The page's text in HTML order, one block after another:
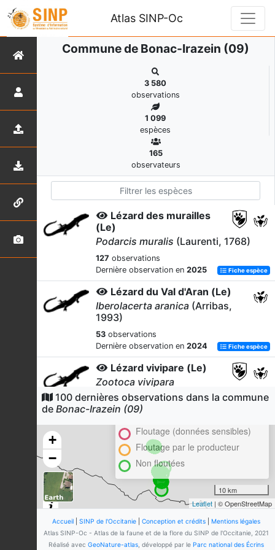
Atlas SINP-Oc
Commune de Bonac-Irazein (09)
3 580
observations
1 099
espèces
165
observateurs
Lézard des murailles
(Le)
Podarcis muralis (Laurenti, 1768)
127 observations
Dernière observation en 2025 Fiche espèce
Lézard du Val d'Aran (Le)
Iberolacerta aranica (Arribas,
1993)
53 observations
Dernière observation en 2024 Fiche espèce
Lézard vivipare (Le)
Zootoca vivipara
(Lichtenstein, 1823)
39observations
Couleuvre vipérine (La)
Natrix maura(Linnaeus,
1758)
observations
Dernière observation en 2024 Fiche espèce
Desman des Pyrénées
Galemys pyrenaicus(É.
Geoffroy Saint-Hilaire, 1811)
100 dernières observations dans la commune
de Bonac-Irazein (09)
+
−
Cluster
En attente de validation régionale
Floutage (données sensibles)
Floutage par le producteur
Non floutées
10 km
Leaflet | © OpenStreetMap
Accueil| SINP de l'Occitanie| Conception et crédits| Mentions légales
Atlas SINP-Oc - Atlas de la faune et de la flore du SINP de l'Occitanie, 2021
Réalisé avec GeoNature-atlas, développé par le Parc national des Écrins